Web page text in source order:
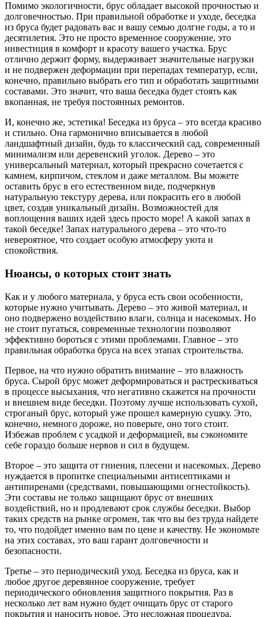
Помимо экологичности, брус обладает высокой прочностью и
долговечностью. При правильной обработке и уходе, беседка
из бруса будет радовать вас и вашу семью долгие годы, а то и
десятилетия. Это не просто временное сооружение, это
инвестиция в комфорт и красоту вашего участка. Брус
отлично держит форму, выдерживает значительные нагрузки
и не подвержен деформации при перепадах температур, если,
конечно, правильно выбрать его тип и обработать защитными
составами. Это значит, что ваша беседка будет стоять как
вкопанная, не требуя постоянных ремонтов.
И, конечно же, эстетика! Беседка из бруса – это всегда красиво
и стильно. Она гармонично вписывается в любой
ландшафтный дизайн, будь то классический сад, современный
минимализм или деревенский уголок. Дерево – это
универсальный материал, который прекрасно сочетается с
камнем, кирпичом, стеклом и даже металлом. Вы можете
оставить брус в его естественном виде, подчеркнув
натуральную текстуру дерева, или покрасить его в любой
цвет, создав уникальный дизайн. Возможностей для
воплощения ваших идей здесь просто море! А какой запах в
такой беседке! Запах натурального дерева – это что-то
невероятное, что создает особую атмосферу уюта и
спокойствия.
Нюансы, о которых стоит знать
Как и у любого материала, у бруса есть свои особенности,
которые нужно учитывать. Дерево – это живой материал, и
оно подвержено воздействию влаги, солнца и насекомых. Но
не стоит пугаться, современные технологии позволяют
эффективно бороться с этими проблемами. Главное – это
правильная обработка бруса на всех этапах строительства.
Первое, на что нужно обратить внимание – это влажность
бруса. Сырой брус может деформироваться и растрескиваться
в процессе высыхания, что негативно скажется на прочности
и внешнем виде беседки. Поэтому лучше использовать сухой,
строганый брус, который уже прошел камерную сушку. Это,
конечно, немного дороже, но поверьте, оно того стоит.
Избежав проблем с усадкой и деформацией, вы сэкономите
себе гораздо больше нервов и сил в будущем.
Второе – это защита от гниения, плесени и насекомых. Дерево
нуждается в пропитке специальными антисептиками и
антипиренами (средствами, повышающими огнестойкость).
Эти составы не только защищают брус от внешних
воздействий, но и продлевают срок службы беседки. Выбор
таких средств на рынке огромен, так что вы без труда найдете
то, что подойдет именно вам по цене и качеству. Не экономьте
на этих составах, это ваш гарант долговечности и
безопасности.
Третье – это периодический уход. Беседка из бруса, как и
любое другое деревянное сооружение, требует
периодического обновления защитного покрытия. Раз в
несколько лет вам нужно будет очищать брус от старого
покрытия и наносить новое. Это несложная процедура,